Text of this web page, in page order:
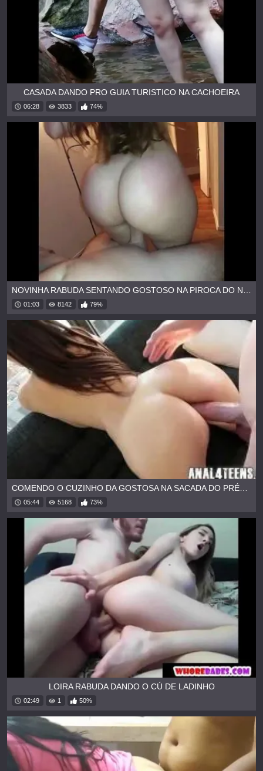
CASADA DANDO PRO GUIA TURISTICO NA CACHOEIRA
06:28 3833 74%
01:03 8142 79%
COMENDO O CUZINHO DA GOSTOSA NA SACADA DO PRÉDIO
05:44 5168 73%
LOIRA RABUDA DANDO O CÚ DE LADINHO
02:49 1 50%